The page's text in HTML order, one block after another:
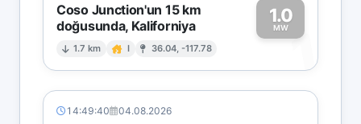
Coso Junction'un 15 km
doğusunda, Kaliforniya
1.7 km I 36.04, -117.78
1.0
MW1
14:49:40 04.08.2026